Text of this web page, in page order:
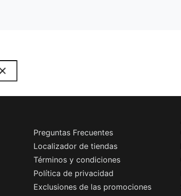
Preguntas Frecuentes
Localizador de tiendas
Términos y condiciones
Política de privacidad
Exclusiones de las promociones